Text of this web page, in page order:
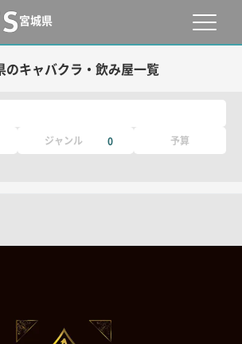
宮城県
のキャバクラ・飲み屋一覧
ジャンル 0 予算